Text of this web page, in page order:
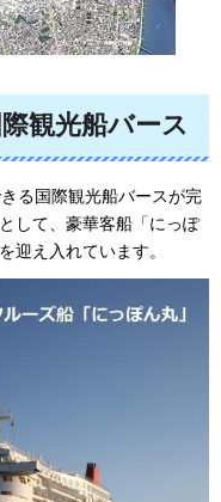
観光船バース
る国際観光船バースが完
して、豪華客船「にっぽ
迎え入れています。